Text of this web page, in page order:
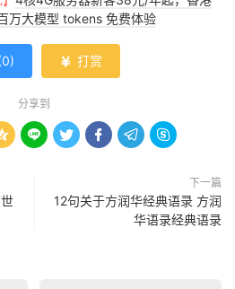
万大模型 tokens 免费体验
0)  打赏
分享到
    
下一篇
12句关于方润华经典语录 方润
华语录经典语录